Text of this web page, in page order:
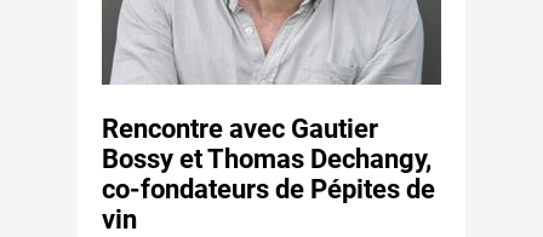
Rencontre avec Gautier
Bossy et Thomas Dechangy,
co-fondateurs de Pépites de
vin